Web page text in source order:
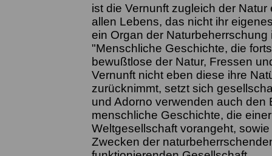
ist die Vernunft zugleich der
allen Lebens, das nicht ihr
ein Organ der
"Menschliche Geschichte, die
bewußtlose der Natur, Fressen
Vernunft nicht eben diese ihre
zurücknimmt, setzt sich
und Adorno verwenden auch den
menschliche Geschichte, die
Weltgesellschaft vorangeht,
Zwecken der